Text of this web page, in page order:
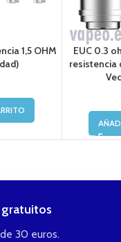
1,5 OHM
EUC 0.3
resistencia
gratuitos
30 euros.